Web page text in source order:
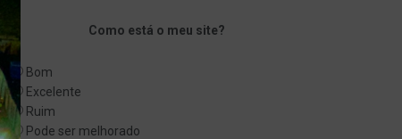
Como está o meu site?
Bom
Excelente
Ruim
Pode ser melhorado